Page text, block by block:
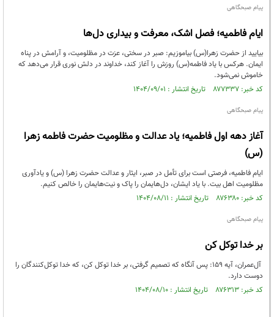
پیام صبحگاهی
ایام فاطمیه؛ فصل اشک، معرفت و بیداری دل‌ها
بیایید از حضرت زهرا(س) بیاموزیم: صبر در سختی، عزت در مظلومیت، و آرامش در پناه
ایمان. هرکس با یاد فاطمه(س) روزش را آغاز کند، خداوند در دلش نوری قرار می‌دهد که
خاموش نمی‌شود.
کد خبر: ۸۷۷۳۳۷ تاریخ انتشار : ۱۴۰۴/۰۹/۰۱
پیام صبحگاهی
آغاز دهه اول فاطمیه؛ یاد عدالت و مظلومیت حضرت فاطمه زهرا
(س)
ایام فاطمیه، فرصتی است برای تأمل در صبر، ایثار و عدالت حضرت زهرا (س) و یادآوری
مظلومیت اهل بیت. با یاد ایشان، دل‌هایمان را پاک و نیت‌هایمان را خالص کنیم.
کد خبر: ۸۷۶۳۸۰ تاریخ انتشار : ۱۴۰۴/۰۸/۱۱
پیام صبحگاهی
بر خدا توکل کن
آل‌عمران، آیه ۱۵۹: پس آنگاه که تصمیم گرفتی، بر خدا توکل کن، که خدا توکل‌کنندگان را
دوست دارد.
کد خبر: ۸۷۶۳۱۳ تاریخ انتشار : ۱۴۰۴/۰۸/۱۰